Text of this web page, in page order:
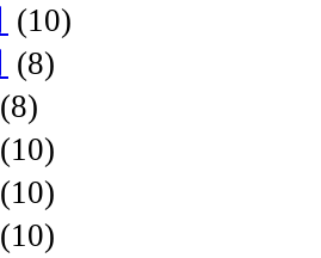
(10)
(8)
(8)
(10)
(10)
(10)